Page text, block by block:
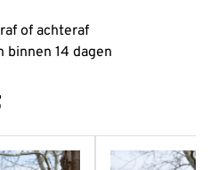
of achteraf
14 dagen